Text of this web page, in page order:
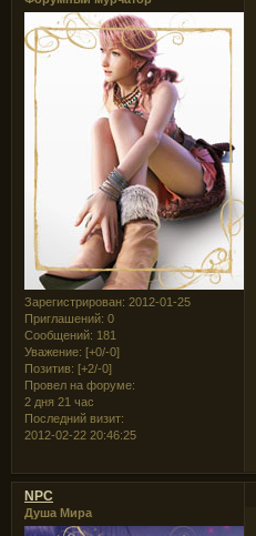
Зарегистрирован: 2012-01-25
Приглашений: 0
Сообщений: 181
Уважение: [+0/-0]
Позитив: [+2/-0]
Провел на форуме:
2 дня 21 час
Последний визит:
2012-02-22 20:46:25
NPC
Душа Мира